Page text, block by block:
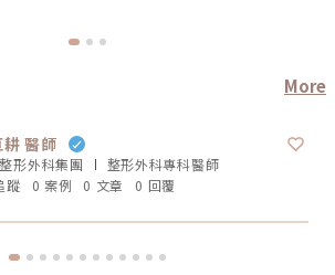
量設定、施作部位、個人耐受度、儀器種類影響，
、痠感或觸痛，通常會逐漸緩解。實際狀況仍需依
可以先從電波或其他較溫和的保養型療程評估。若
可以和醫師討論音波。但年齡不是唯一標準，皮膚
更重要。Q4：電波音波可以取代拉皮手術嗎？不
合輕度到中度鬆弛，屬於非侵入式抗老療程。如果
組織下滑，仍可能需要評估手術或其他治療方式。
？每個人的老化程度、儀器種類、能量設定和維
案。一般會由醫師依照膚況、年齡、預算與期待效
路頻率硬套。搞懂電波跟音波的差別，才能選對適
。圈圈提醒，做療程前不要只看網路心得，也不要
而是找「最符合目前需求的」。常見迷思二：電波
人期待電波做完臉馬上小一圈，但這個期待需要調
重塑，因此效果通常是逐步變化。有些人做完會覺
，但真正的膠原變化通常需要時間。Thermage 官
變緊、變順、變精緻」做電波前需要注意什麼？無
，療程前都建議注意以下幾點： 近期是否懷孕或
植入式電子裝置 施作區域是否有金屬植入物 是否
感染 近期是否做過其他醫美療程 是否有蟹足腫或
響皮膚修復的藥物這些資訊都應在諮詢時主動告
入式療程，也不是每個人都適合做。做完電波後怎
數人不需要長時間恢復期，但仍建議做好基礎照
激性保養品 依照院所指示安排回診或追蹤如果出
More
醫師
形外科集團 整形外科專科醫師
蹤
0 案例 0 文章 0 回覆